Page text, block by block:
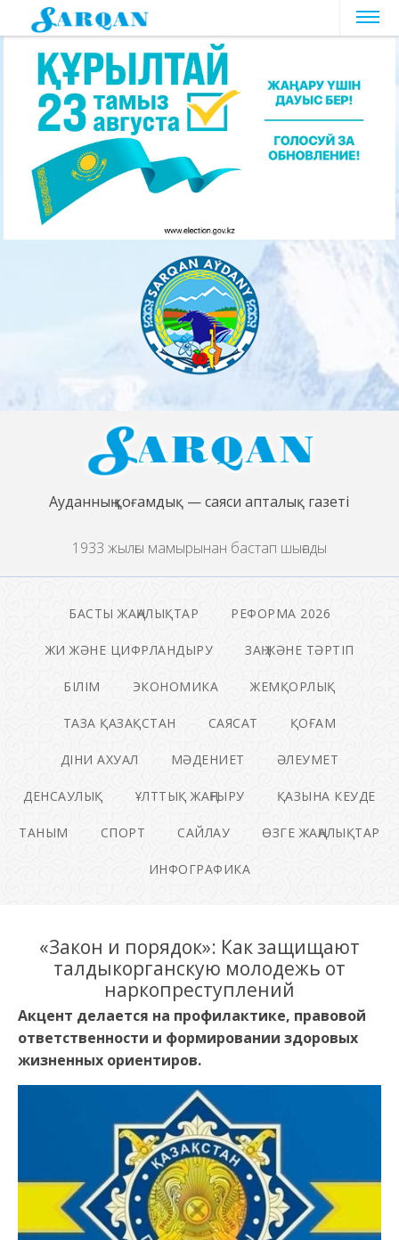
Ауданның қоғамдық — саяси апталық газеті
1933 жылғы мамырынан бастап шығады
БАСТЫ ЖАҢАЛЫҚТАР РЕФОРМА 2026
ЖИ ЖӘНЕ ЦИФРЛАНДЫРУ ЗАҢ ЖӘНЕ ТӘРТІП
БІЛІМ ЭКОНОМИКА ЖЕМҚОРЛЫҚ
ТАЗА ҚАЗАҚСТАН САЯСАТ ҚОҒАМ
ДІНИ АХУАЛ МӘДЕНИЕТ ӘЛЕУМЕТ
ДЕНСАУЛЫҚ ҰЛТТЫҚ ЖАҢҒЫРУ ҚАЗЫНА КЕУДЕ
ТАНЫМ СПОРТ САЙЛАУ ӨЗГЕ ЖАҢАЛЫҚТАР
ИНФОГРАФИКА
«Закон и порядок»: Как защищают
талдыкорганскую молодежь от
наркопреступлений
Акцент делается на профилактике, правовой
ответственности и формировании здоровых
жизненных ориентиров.